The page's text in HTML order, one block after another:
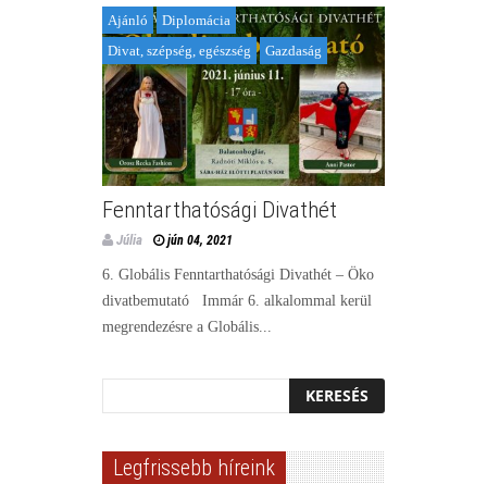
Ajánló
Diplomácia
Divat, szépség, egészség
Gazdaság
Fenntarthatósági Divathét
Júlia jún 04, 2021
6. Globális Fenntarthatósági Divathét – Öko
divatbemutató Immár 6. alkalommal kerül
megrendezésre a Globális...
Legfrissebb híreink